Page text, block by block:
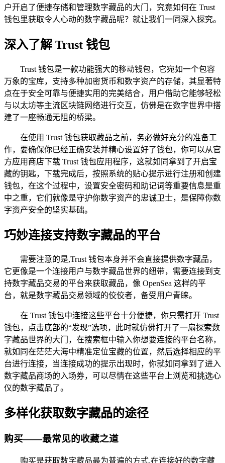
户开启了便捷存储和管理数字藏品的大门，究竟如何在 Trust
钱包里获取令人心动的数字藏品呢？就让我们一同深入探究。
深入了解 Trust 钱包
Trust 钱包是一款功能强大的移动钱包，它宛如一个包容
万象的宝库，支持多种加密货币和数字资产的存储，其显著特
点在于安全可靠与便捷实用的完美结合，用户借助它能够轻松
与以太坊等主流区块链网络进行交互，仿佛是在数字世界中搭
建了一座畅通无阻的桥梁。
在使用 Trust 钱包获取藏品之前，务必做好充分的准备工
作，要确保你已经正确安装并精心设置好了钱包，你可以从官
方应用商店下载 Trust 钱包应用程序，这就如同拿到了开启宝
藏的钥匙，下载完成后，按照系统的贴心提示进行注册和创建
钱包，在这个过程中，设置安全密码和助记词等重要信息是重
中之重，它们就像是守护你数字资产的忠诚卫士，是保障你数
字资产安全的坚实基础。
巧妙连接支持数字藏品的平台
需要注意的是,Trust 钱包本身并不会直接提供数字藏品，
它更像是一个连接用户与数字藏品世界的纽带，需要连接到支
持数字藏品交易的平台来获取藏品，像 OpenSea 这样的平
台，就是数字藏品交易领域的佼佼者，备受用户青睐。
在 Trust 钱包中连接这些平台十分便捷，你只需打开 Trust
钱包，点击底部的“发现”选项，此时就仿佛打开了一扇探索数
字藏品世界的大门，在搜索框中输入你想要连接的平台名称，
就如同在茫茫大海中精准定位宝藏的位置，然后选择相应的平
台进行连接，当连接成功的提示出现时，你就如同拿到了进入
数字藏品商场的入场券，可以尽情在这些平台上浏览和挑选心
仪的数字藏品了。
多样化获取数字藏品的途径
购买——最常见的收藏之道
购买是获取数字藏品最为普遍的方式,在连接好的数字藏